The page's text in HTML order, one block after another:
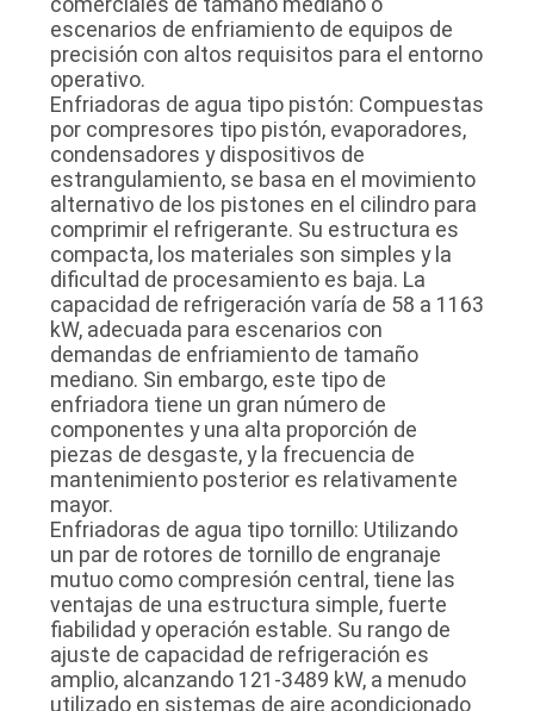
escenarios de enfriamiento de equipos de
precisión con altos requisitos para el entorno
operativo.
Enfriadoras de agua tipo pistón: Compuestas
por compresores tipo pistón, evaporadores,
condensadores y dispositivos de
estrangulamiento, se basa en el movimiento
alternativo de los pistones en el cilindro para
comprimir el refrigerante. Su estructura es
compacta, los materiales son simples y la
dificultad de procesamiento es baja. La
capacidad de refrigeración varía de 58 a 1163
kW, adecuada para escenarios con
demandas de enfriamiento de tamaño
mediano. Sin embargo, este tipo de
enfriadora tiene un gran número de
componentes y una alta proporción de
piezas de desgaste, y la frecuencia de
mantenimiento posterior es relativamente
mayor.
Enfriadoras de agua tipo tornillo: Utilizando
un par de rotores de tornillo de engranaje
mutuo como compresión central, tiene las
ventajas de una estructura simple, fuerte
fiabilidad y operación estable. Su rango de
ajuste de capacidad de refrigeración es
amplio, alcanzando 121-3489 kW, a menudo
utilizado en sistemas de aire acondicionado